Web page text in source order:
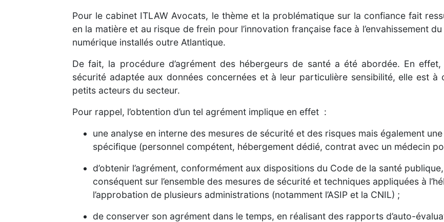
Pour le cabinet ITLAW Avocats, le thème et la problématique sur la confiance fait
en la matière et au risque de frein pour l’innovation française face à l’envahissement
numérique installés outre Atlantique.
De fait, la procédure d’agrément des hébergeurs de santé a été abordée. En
sécurité adaptée aux données concernées et à leur particulière sensibilité, elle est
petits acteurs du secteur.
Pour rappel, l’obtention d’un tel agrément implique en effet :
­une analyse en interne des mesures de sécurité et des risques mais également
spécifique (personnel compétent, hébergement dédié, contrat avec un médecin
­d’obtenir l’agrément, conformément aux dispositions du Code de la santé
conséquent sur l’ensemble des mesures de sécurité et techniques appliquées à
l’approbation de plusieurs administrations (notamment l’ASIP et la CNIL) ;
­de conserver son agrément dans le temps, en réalisant des rapports d’auto-